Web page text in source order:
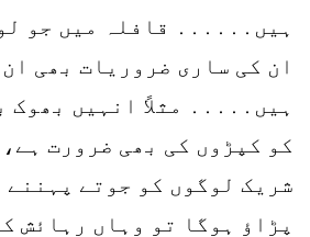
ہیں․․․․․․ قافلہ میں جو
ان کی ساری ضروریات بھی
ہیں․․․․․ مثلاً انہیں بھوک
کو کپڑوں کی بھی ضرورت
شریک لوگوں کو جوتے پہننے
پڑاؤ ہوگا تو وہاں رہائش